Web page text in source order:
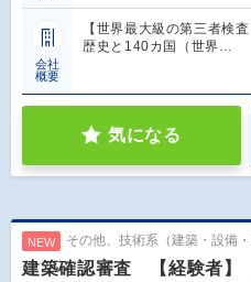
会社
概要
【世界最大級の第三者検
歴史と140カ国（世界…
気になる
NEW その他、技術系（建築・設備
建築確認審査 【経験者】